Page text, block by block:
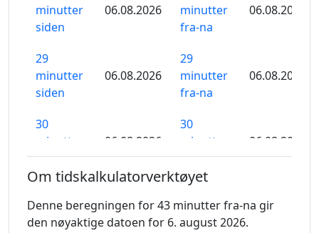
minutter
siden
06.08.2026
minutter
fra-na
06.08.2026
29
minutter
siden
06.08.2026
29
minutter
fra-na
06.08.2026
30
minutter
siden
06.08.2026
30
minutter
fra-na
06.08.2026
minutter
siden
06.08.2026
31
minutter
fra-na
06.08.2026
Om tidskalkulatorverktøyet
Denne beregningen for 43 minutter fra-na gir
den nøyaktige datoen for 6. august 2026.